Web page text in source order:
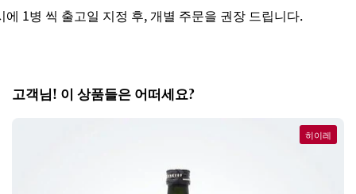
병 씩 출고일 지정 후, 개별 주문을 권장 드립니다.
고객님! 이 상품들은 어떠세요?
히이레